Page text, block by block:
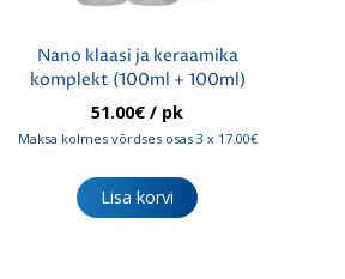
Nano klaasi ja keraamika
komplekt (100ml + 100ml)
51.00€ / pk
Maksa kolmes võrdses osas 3 x 17.00€
Lisa korvi